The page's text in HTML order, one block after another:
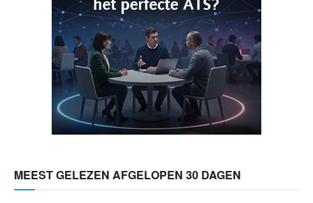
MEEST GELEZEN AFGELOPEN 30 DAGEN